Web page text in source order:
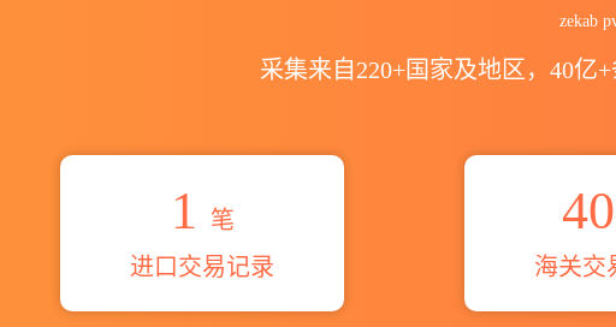
zekab
采集来自220+国家及地区，40
1
笔
进口交易记录
40
海关交